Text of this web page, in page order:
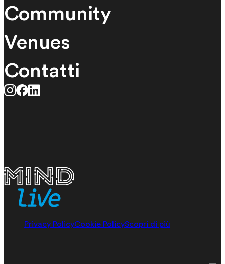
Community
Venues
Contatti
Privacy PolicyCookie PolicyScopri di più